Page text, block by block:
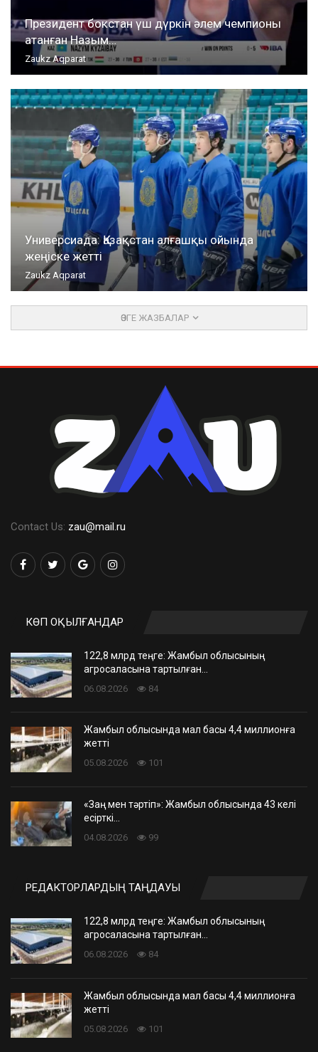
Президент бокстан үш дүркін әлем чемпионы
атанған Назым…
Zaukz Aqparat
Универсиада: Қазақстан алғашқы ойында
жеңіске жетті
Zaukz Aqparat
ӨЗГЕ ЖАЗБАЛАР
Contact Us: zau@mail.ru
КӨП ОҚЫЛҒАНДАР
122,8 млрд теңге: Жамбыл облысының
агросаласына тартылған…
06.08.2026 84
Жамбыл облысында мал басы 4,4 миллионға
жетті
05.08.2026 101
«Заң мен тәртіп»: Жамбыл облысында 43 келі
есірткі…
04.08.2026 99
РЕДАКТОРЛАРДЫҢ ТАҢДАУЫ
122,8 млрд теңге: Жамбыл облысының
агросаласына тартылған…
06.08.2026 84
Жамбыл облысында мал басы 4,4 миллионға
жетті
05.08.2026 101